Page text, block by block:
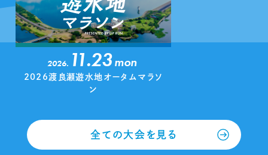
2026. 11.23mon
2026渡良瀬遊水地オータムマラソ
ン
全ての大会を見る